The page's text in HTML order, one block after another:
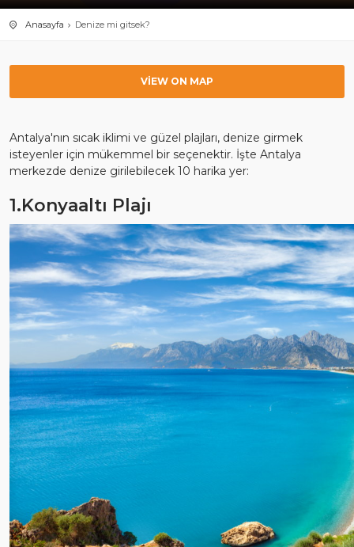
Anasayfa Denize mi gitsek?
VIEW ON MAP
Antalya'nın sıcak iklimi ve güzel plajları, denize girmek
isteyenler için mükemmel bir seçenektir. İşte Antalya
merkezde denize girilebilecek 10 harika yer:
1.Konyaaltı Plajı